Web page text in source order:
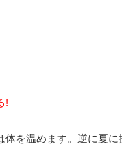
!
を温めます。逆に夏に